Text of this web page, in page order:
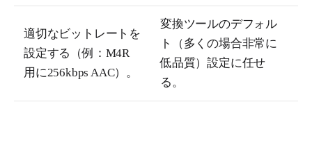
適切なビットレートを
設定する（例：M4R
用に256kbps AAC）。
変換ツールのデフォル
ト（多くの場合非常に
低品質）設定に任せ
る。